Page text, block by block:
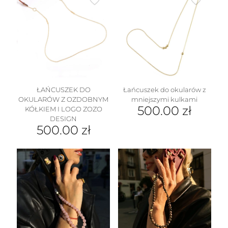
ŁAŃCUSZEK DO
OKULARÓW Z OZDOBNYM
KÓŁKIEM I LOGO ZOZO
DESIGN
500.00 zł
Łańcuszek do okularów z
mniejszymi kulkami
500.00 zł